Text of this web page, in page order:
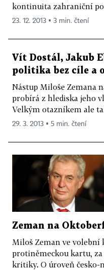
kontinuita zahraniční
23. 12. 2013 ▪ 3 min. čtení
Vít Dostál, Jakub
politika bez cíle a
Nástup Miloše Zemana
probírá z hlediska jeho
Velkým otazníkem ale
29. 3. 2013 ▪ 5 min. čtení
Zeman na
Miloš Zeman ve volební
protiněmeckou kartu, za
kritiky. O úroveň česko-